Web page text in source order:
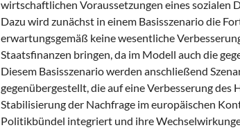
wirtschaftlichen Voraussetzungen eines sozialen
Dazu wird zunächst in einem Basisszenario die
erwartungsgemäß keine wesentliche
Staatsfinanzen bringen, da im Modell auch die
Diesem Basisszenario werden anschließend
gegenübergestellt, die auf eine Verbesserung
Stabilisierung der Nachfrage im europäischen
Politikbündel integriert und ihre